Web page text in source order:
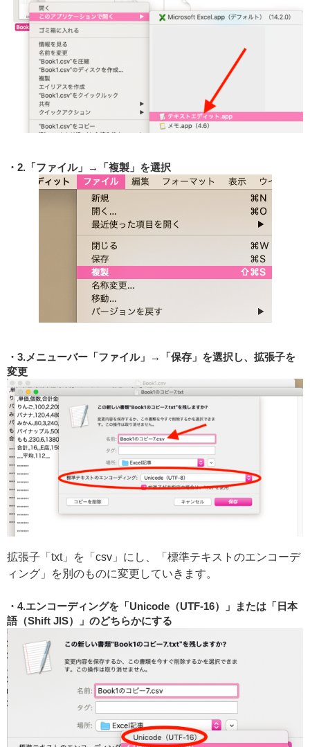
2.「ファイル」→「複製」を選択
3.メニューバー「ファイル」→「保存」を選択し、拡張子を
変更
拡張子「txt」を「csv」にし、「標準テキストのエンコーデ
ィング」を別のものに変更していきます。
4.エンコーディングを「Unicode（UTF-16）」または「日本
語（Shift JIS）」のどちらかにする